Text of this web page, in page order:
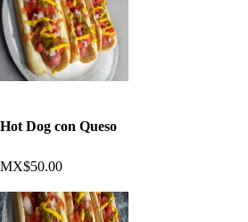
Hot Dog con Queso
MX$50.00